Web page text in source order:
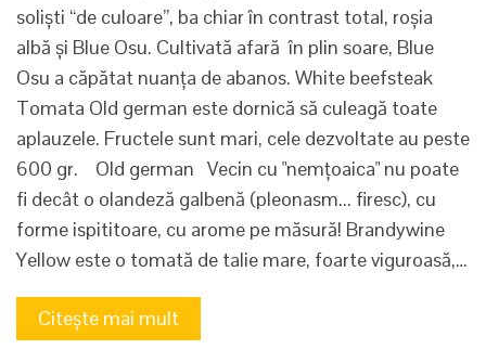
soliști “de culoare”, ba chiar în contrast total, roșia
albă și Blue Osu. Cultivată afară în plin soare, Blue
Osu a căpătat nuanța de abanos. White beefsteak
Tomata Old german este dornică să culeagă toate
aplauzele. Fructele sunt mari, cele dezvoltate au peste
600 gr. Old german Vecin cu "nemțoaica" nu poate
fi decât o olandeză galbenă (pleonasm... firesc), cu
forme ispititoare, cu arome pe măsură! Brandywine
Yellow este o tomată de talie mare, foarte viguroasă,…
Citește mai mult